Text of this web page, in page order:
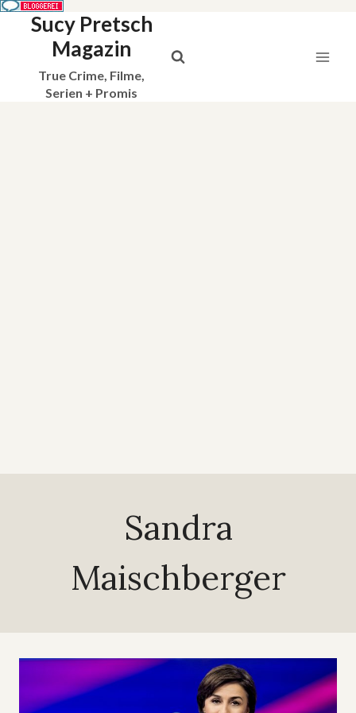
Sucy Pretsch
Magazin
True Crime, Filme,
Serien + Promis
Sandra
Maischberger